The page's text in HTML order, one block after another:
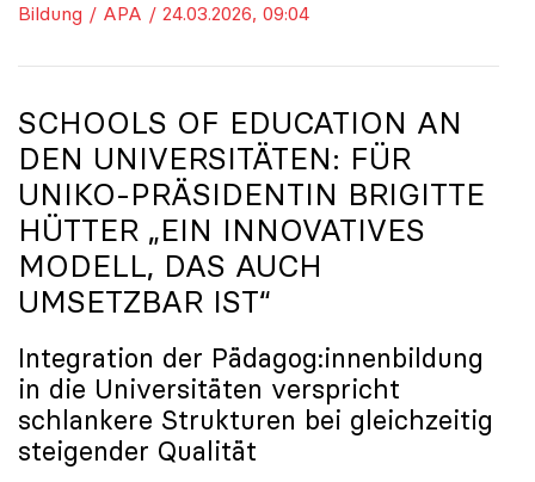
Bildung / APA / 24.03.2026, 09:04
SCHOOLS OF EDUCATION AN
DEN UNIVERSITÄTEN: FÜR
UNIKO-PRÄSIDENTIN BRIGITTE
HÜTTER „EIN INNOVATIVES
MODELL, DAS AUCH
UMSETZBAR IST“
Integration der Pädagog:innenbildung
in die Universitäten verspricht
schlankere Strukturen bei gleichzeitig
steigender Qualität